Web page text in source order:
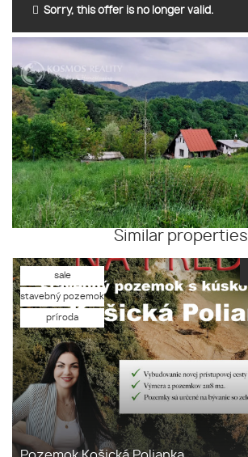
Sorry, this offer is no longer valid.
Similar properties
sale
stavebný pozemok
príroda